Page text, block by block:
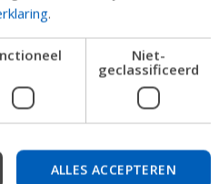
snellere manier om producten
bedrijfsinformatie te verkrijgen
te vinden.
DUTCH
GERMAN
DANISH
.
Niet-
geclassificeerd
ALLES ACCEPTEREN